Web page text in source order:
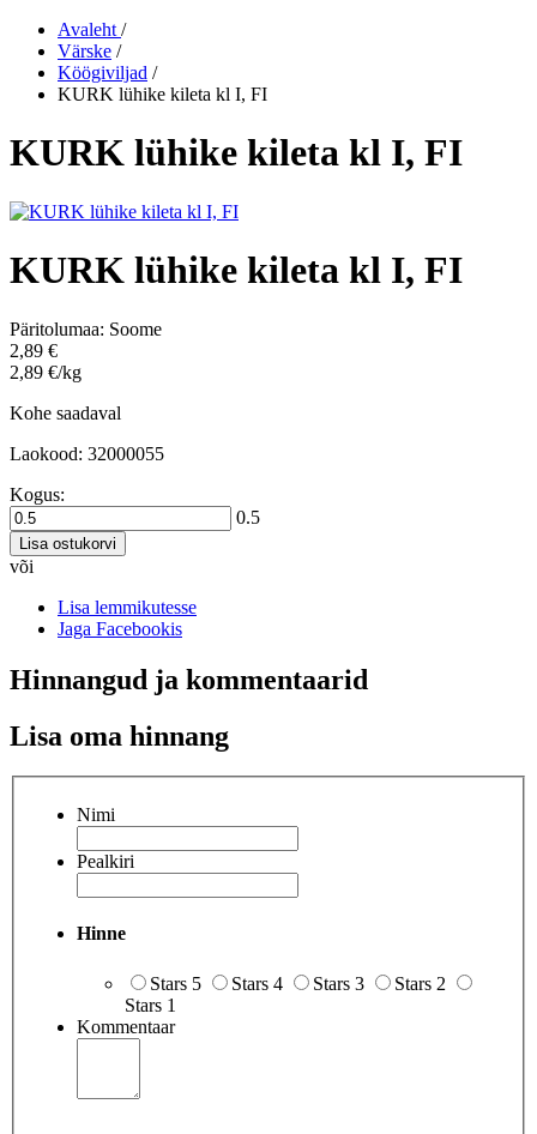
Avaleht /
Värske /
Köögiviljad /
KURK lühike kileta kl I, FI
KURK lühike kileta kl I, FI
KURK lühike kileta kl I, FI
Päritolumaa: Soome
2,89 €
2,89 €/kg
Kohe saadaval
Laokood: 32000055
Kogus:
0.5
Lisa ostukorvi
või
Lisa lemmikutesse
Jaga Facebookis
Hinnangud ja kommentaarid
Lisa oma hinnang
Nimi
Pealkiri
Hinne
Stars 5 Stars 4 Stars 3
Stars 2
Stars 1
Kommentaar